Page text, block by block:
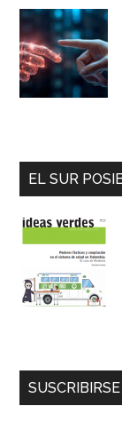
EL SUR